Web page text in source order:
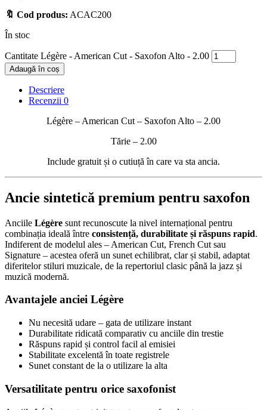
🔖 Cod produs: ACAC200
În stoc
Cantitate Légère - American Cut - Saxofon Alto - 2.00
Adaugă în coș
Descriere
Recenzii 0
Légère – American Cut – Saxofon Alto – 2.00
Tărie – 2.00
Include gratuit și o cutiuță în care va sta ancia.
Ancie sintetică premium pentru saxofon
Anciile Légère sunt recunoscute la nivel internațional pentru
combinația ideală între consistență, durabilitate și răspuns rapid.
Indiferent de modelul ales – American Cut, French Cut sau
Signature – acestea oferă un sunet echilibrat, clar și stabil, adaptat
diferitelor stiluri muzicale, de la repertoriul clasic până la jazz și
muzică modernă.
Avantajele anciei Légère
Nu necesită udare – gata de utilizare instant
Durabilitate ridicată comparativ cu anciile din trestie
Răspuns rapid și control facil al emisiei
Stabilitate excelentă în toate registrele
Sunet constant de la o utilizare la alta
Versatilitate pentru orice saxofonist